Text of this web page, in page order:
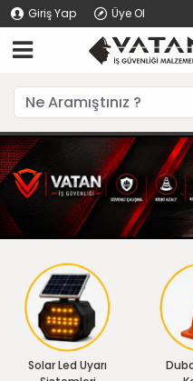
Giriş Yap Üye Ol
Solar Led Uyarı